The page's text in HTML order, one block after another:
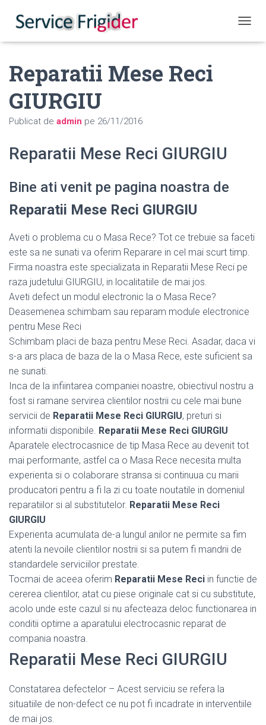
Reparatii Mese Reci
GIURGIU
Publicat de admin pe 26/11/2016
Reparatii Mese Reci GIURGIU
Bine ati venit pe pagina noastra de
Reparatii Mese Reci GIURGIU
Aveti o problema cu o Masa Rece? Tot ce trebuie sa faceti
este sa ne sunati va oferim Reparare in cel mai scurt timp.
Firma noastra este specializata in Reparatii Mese Reci pe
raza judetului GIURGIU, in localitatiile de mai jos.
Aveti defect un modul electronic la o Masa Rece?
Deasemenea schimbam sau reparam module electronice
pentru Mese Reci
Schimbam placi de baza pentru Mese Reci. Asadar, daca vi
s-a ars placa de baza de la o Masa Rece, este suficient sa
ne sunati.
Inca de la infiintarea companiei noastre, obiectivul nostru a
fost si ramane servirea clientilor nostrii cu cele mai bune
servicii de Reparatii Mese Reci GIURGIU, preturi si
informatii disponibile. Reparatii Mese Reci GIURGIU
Aparatele electrocasnice de tip Masa Rece au devenit tot
mai performante, astfel ca o Masa Rece necesita multa
experienta si o colaborare stransa si continuua cu marii
producatori pentru a fi la zi cu toate noutatile in domeniul
reparatiilor si al substitutelor. Reparatii Mese Reci
GIURGIU
Experienta acumulata de-a lungul anilor ne permite sa fim
atenti la nevoile clientilor nostrii si sa putem fi mandrii de
standardele serviciilor prestate.
Tocmai de aceea oferim Reparatii Mese Reci in functie de
cererea clientilor, atat cu piese originale cat si cu substitute,
acolo unde este cazul si nu afecteaza deloc functionarea in
conditii optime a aparatului electrocasnic reparat de
compania noastra.
Reparatii Mese Reci GIURGIU
Constatarea defectelor – Acest serviciu se refera la
situatiile de non-defect ce nu pot fi incadrate in interventiile
de mai jos.